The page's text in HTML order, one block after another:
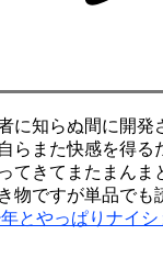
に知らぬ間に開発
らまた快感を得る
てきてまたまんま
物ですが単品でも
とやっぱりナイ